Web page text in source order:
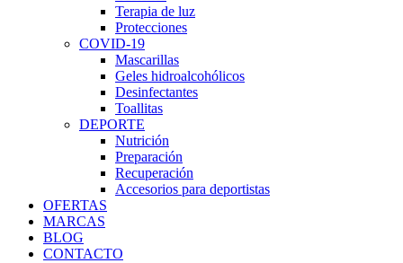
Terapia de luz
Protecciones
COVID-19
Mascarillas
Geles hidroalcohólicos
Desinfectantes
Toallitas
DEPORTE
Nutrición
Preparación
Recuperación
Accesorios para deportistas
OFERTAS
MARCAS
BLOG
CONTACTO